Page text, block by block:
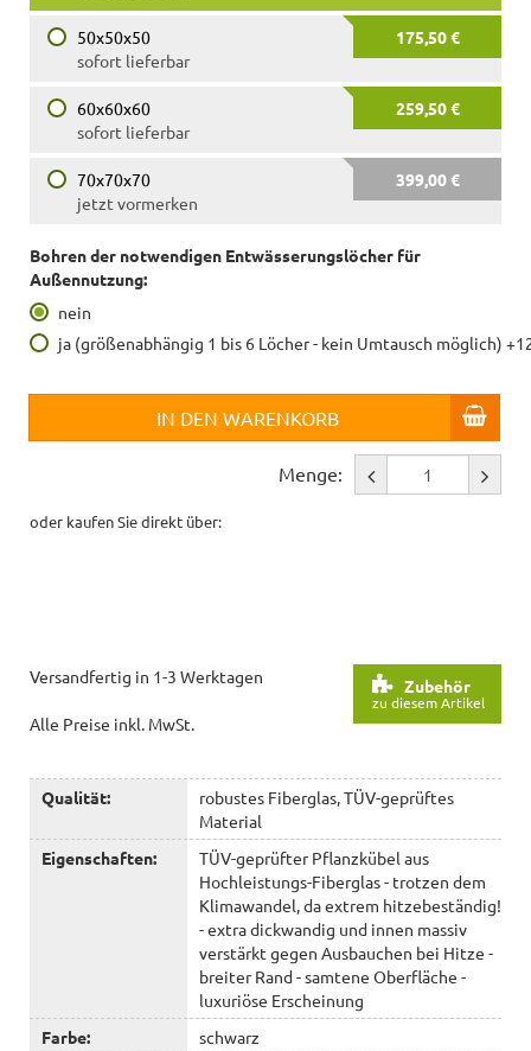
50x50x50
175,50 €
sofort lieferbar
60x60x60
259,50 €
sofort lieferbar
70x70x70
399,00 €
jetzt vormerken
Bohren der notwendigen Entwässerungslöcher für
Außennutzung:
nein
ja (größenabhängig 1 bis 6 Löcher - kein Umtausch möglich)
IN DEN WARENKORB
Menge:
oder kaufen Sie direkt über:
Zubehör
zu diesem Artikel
Versandfertig in 1-3 Werktagen
Alle Preise inkl. MwSt.
Qualität:
robustes Fiberglas, TÜV-geprüftes
Material
Eigenschaften:
TÜV-geprüfter Pflanzkübel aus
Hochleistungs-Fiberglas - trotzen dem
Klimawandel, da extrem hitzebeständig!
- extra dickwandig und innen massiv
verstärkt gegen Ausbauchen bei Hitze -
breiter Rand - samtene Oberfläche -
luxuriöse Erscheinung
Farbe:
schwarz